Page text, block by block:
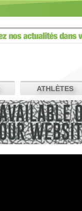
ATHLÈTES